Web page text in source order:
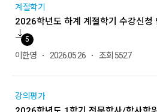
계절학기
2026학년도 하계 계절학기 수강신청
5
이한영 2026.05.26 조회 5527
강의평가